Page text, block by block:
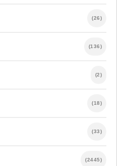
(26)
(136)
(2)
(18)
(33)
(2445)